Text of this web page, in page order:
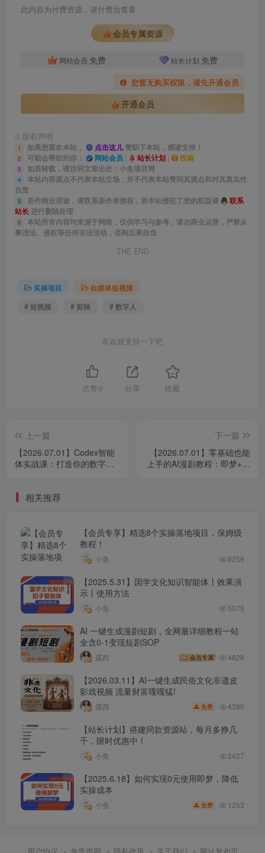
此内容为付费资源，请付费后查看
会员专属资源
网站会员 免费 站长计划 免费
您暂无购买权限，请先开通会员
开通会员
© 版权声明
1 如果您喜欢本站， 点击这儿赞助下本站，感谢支持！
2 可能会帮助到你： 网站会员 | 站长计划 | 投稿
3 如若转载，请注明文章出处：小鱼项目网
4
本站内容观点不代表本站立场，并不代表本站赞同其观点和对其真实性
负责
5 若作商业用途，请联系原作者授权，若本站侵犯了您的权益请
联系
站长进行删除处理
6
本站所有内容均来源于网络，仅供学习与参考，请勿商业运营，严禁从
事违法、侵权等任何非法活动，否则后果自负
THE END
实操项目
自媒体短视频
# 短视频
# 剪辑 # 数字人
喜欢就支持一下吧
点赞 0 分享 收藏
上一篇
【2026.07.01】Codex智能
体实战课：打造你的数字员
下一篇
【2026.07.01】零基础也能
上手的AI漫剧教程：即梦+御
相关推荐
【会员专享】精选8个实操落地项目，保姆级
教程！
小鱼 8256
【2025.5.31】国学文化知识智能体丨效果演
示丨使用方法
小鱼 5075
AI 一键生成漫剧短剧，全网最详细教程一站
全含0-1变现短剧SOP
露西 会员专属 4828
【2026.03.11】AI一键生成民俗文化非遗皮
影戏视频 流量财富嘎嘎猛!
露西 免费 4380
【站长计划】搭建同款资源站，每月多挣几
千，限时优惠中！
小鱼 2427
【2025.6.18】如何实现0元使用即梦，降低
实操成本
小鱼 免费 1253